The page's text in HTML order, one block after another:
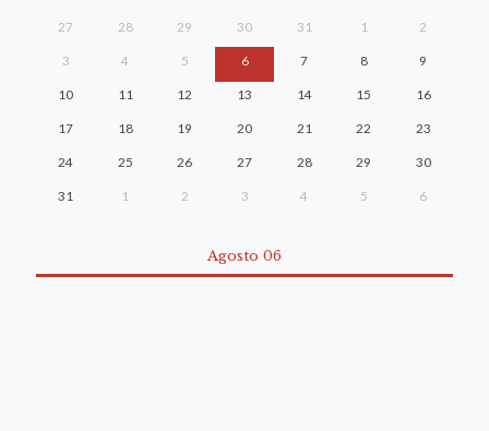
27 28 29 30 31 1 2
3 4 5 6 7 8 9
10 11 12 13 14 15 16
17 18 19 20 21 22 23
24 25 26 27 28 29 30
31 1 2 3 4 5 6
Agosto 06